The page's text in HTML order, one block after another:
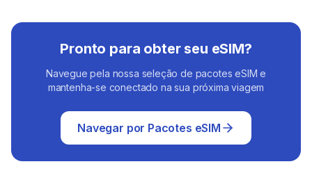
Pronto para obter seu eSIM?
Navegue pela nossa seleção de pacotes eSIM e
mantenha-se conectado na sua próxima viagem
Navegar por Pacotes eSIM